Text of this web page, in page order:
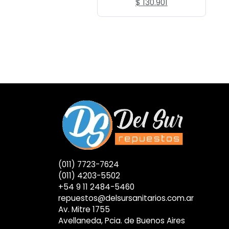
$ 130.901
(011) 7723-7624
(011) 4203-5502
+54 9 11 2484-5460
repuestos@delsursanitarios.com.ar
Av. Mitre 1755
Avellaneda, Pcia. de Buenos Aires